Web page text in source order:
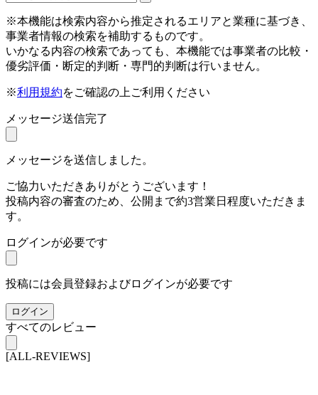
※本機能は検索内容から推定されるエリアと業種に基づき、
事業者情報の検索を補助するものです。
いかなる内容の検索であっても、本機能では事業者の比較・
優劣評価・断定的判断・専門的判断は行いません。
※利用規約をご確認の上ご利用ください
メッセージ送信完了
メッセージを送信しました。
ご協力いただきありがとうございます！
投稿内容の審査のため、公開まで約3営業日程度いただきま
す。
ログインが必要です
投稿には会員登録およびログインが必要です
ログイン
すべてのレビュー
[ALL-REVIEWS]